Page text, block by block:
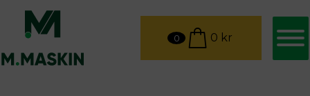
0 0 kr